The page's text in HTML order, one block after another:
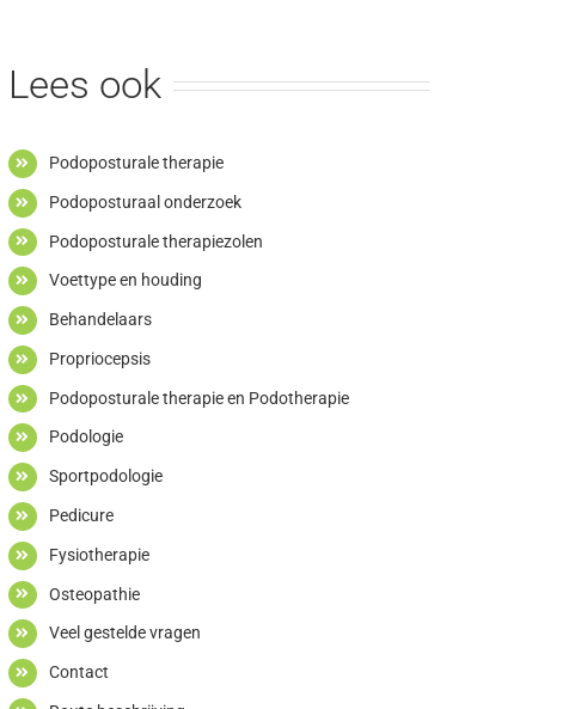
Lees ook
Podoposturale therapie
Podoposturaal onderzoek
Podoposturale therapiezolen
Voettype en houding
Behandelaars
Propriocepsis
Podoposturale therapie en Podotherapie
Podologie
Sportpodologie
Pedicure
Fysiotherapie
Osteopathie
Veel gestelde vragen
Contact